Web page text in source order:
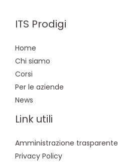
ITS Prodigi
Home
Chi siamo
Corsi
Per le aziende
News
Link utili
Amministrazione trasparente
Privacy Policy